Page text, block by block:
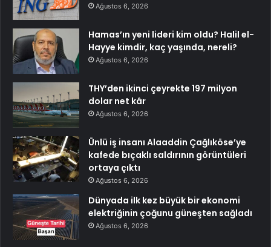
Ağustos 6, 2026
Hamas’ın yeni lideri kim oldu? Halil el-
Hayye kimdir, kaç yaşında, nereli?
Ağustos 6, 2026
THY’den ikinci çeyrekte 197 milyon
dolar net kâr
Ağustos 6, 2026
Ünlü iş insanı Alaaddin Çağlıköse’ye
kafede bıçaklı saldırının görüntüleri
ortaya çıktı
Ağustos 6, 2026
Dünyada ilk kez büyük bir ekonomi
elektriğinin çoğunu güneşten sağladı
Ağustos 6, 2026